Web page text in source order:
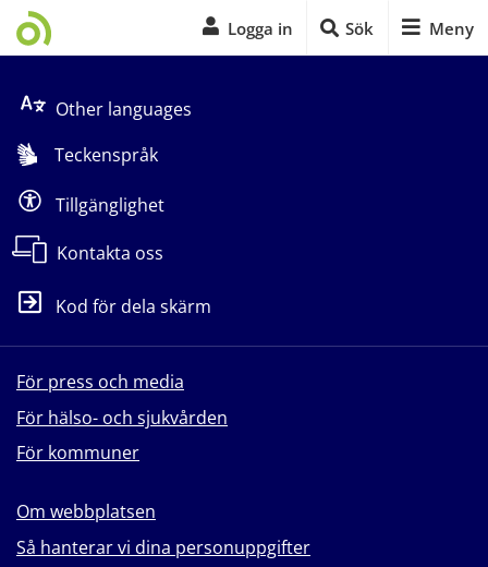
Logga in Sök Meny
Other languages
Teckenspråk
Tillgänglighet
Kontakta oss
Kod för dela skärm
För press och media
För hälso- och sjukvården
För kommuner
Om webbplatsen
Så hanterar vi dina personuppgifter